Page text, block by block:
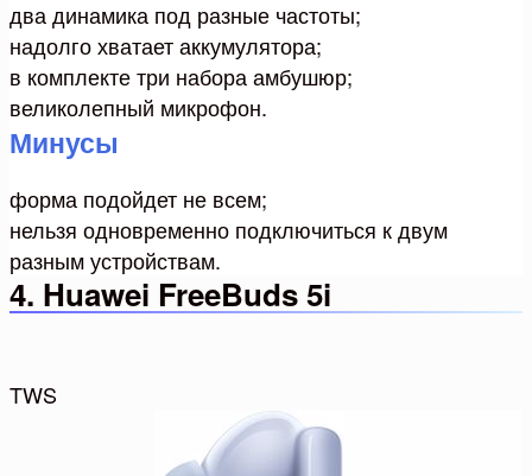
два динамика под разные частоты;
надолго хватает аккумулятора;
в комплекте три набора амбушюр;
великолепный микрофон.
Минусы
форма подойдет не всем;
нельзя одновременно подключиться к двум
разным устройствам.
4. Huawei FreeBuds 5i
TWS